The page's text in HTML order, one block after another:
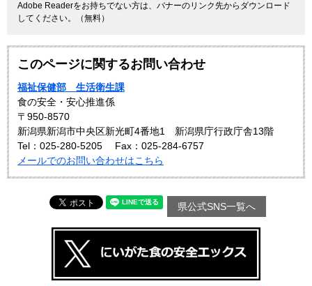
Adobe Readerをお持ちでない方は、バナーのリンク先からダウンロード
してください。（無料）
このページに関するお問い合わせ
福祉保健部 生活衛生課
食の安全・安心推進係
〒950-8570
新潟県新潟市中央区新光町4番地1 新潟県庁行政庁舎13階
Tel：025-280-5205
Fax：025-284-6757
メールでのお問い合わせはこちら
県公式SNS一覧へ